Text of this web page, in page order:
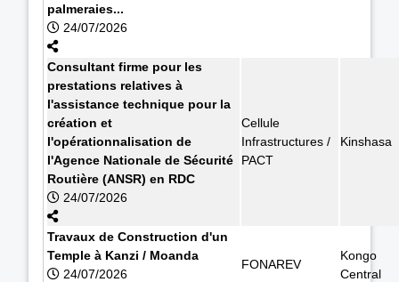
palmeraies...
24/07/2026
Consultant firme pour les
prestations relatives à
l'assistance technique pour la
création et
l'opérationnalisation de
l'Agence Nationale de Sécurité
Routière (ANSR) en RDC
24/07/2026
Cellule
Infrastructures /
PACT
Kinshasa
Travaux de Construction d'un
Temple à Kanzi / Moanda
24/07/2026
FONAREV
Kongo
Central